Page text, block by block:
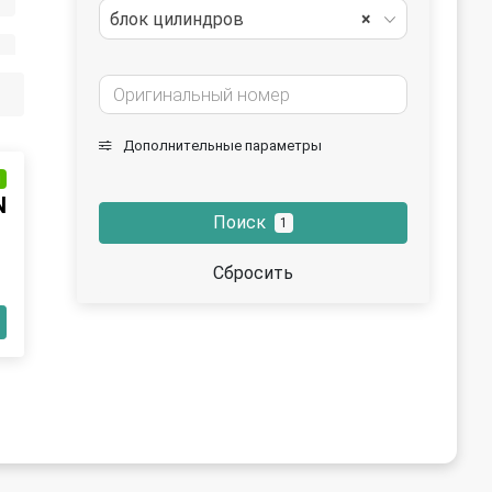
×
блок цилиндров
Дополнительные параметры
Поиск 1
Сбросить